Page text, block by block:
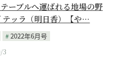
ーブルへ運ばれる地場の野
テッラ（明日香）【や…
2022年6月号
3